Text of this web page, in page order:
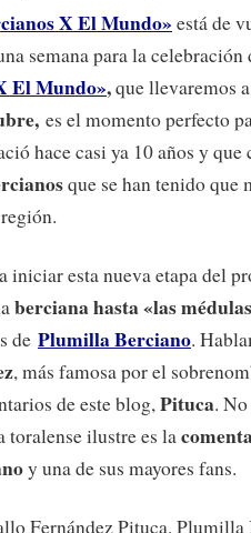
X El Mundo» está de
semana para la
El Mundo»,que llevaremos
es el momento perfecto
hace casi ya 10 años y que
que se han tenido que
iniciar esta nueva etapa del
berciana hasta «las
de Plumilla Berciano.
, más famosa por el
de este blog,Pituca.
toralense ilustre es la
y una de sus mayores fans.